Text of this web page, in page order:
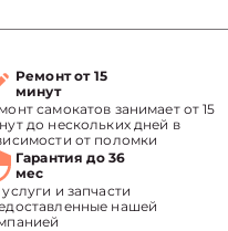
Ремонт от 15
минут
самокатов занимает от 15
до нескольких дней в
от поломки
Гарантия до 36
мес
и запчасти
нашей